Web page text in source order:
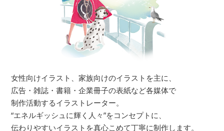
女性向けイラスト、家族向けのイラストを主に、
広告・雑誌・書籍・企業冊子の表紙など各媒体で
制作活動するイラストレーター。
“エネルギッシュに輝く人々”をコンセプトに、
伝わりやすいイラストを真心こめて丁寧に制作します。